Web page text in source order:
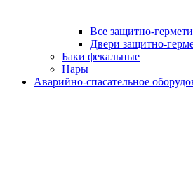
Все защитно-
Двери защитно-
Баки фекальные
Нары
Аварийно-спасательное